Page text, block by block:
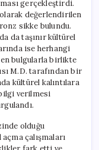
gerçekleştirdi.
değerlendirilen
sikke bulundu.
da taşınır kültürel
ise herhangi
bulgularla birlikte
M.D. tarafından bir
kültürel kalıntılara
verilmesi
olduğu
çalışmaları